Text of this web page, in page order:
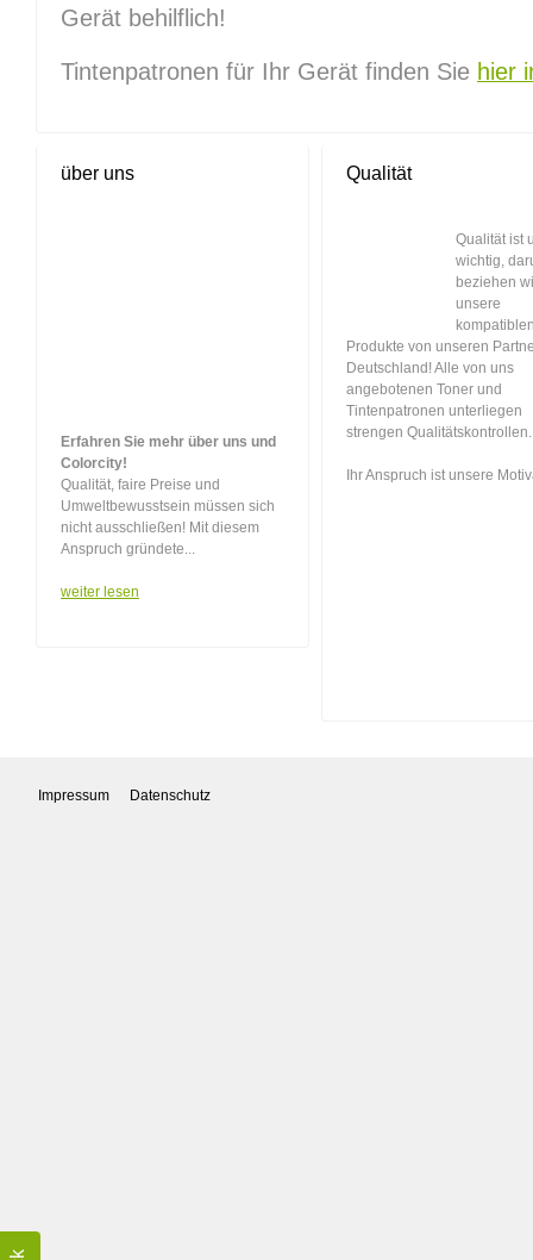
Gerät behilflich!
Tintenpatronen für Ihr Gerät finden Sie hier
über uns
Erfahren Sie mehr über uns und
Colorcity!
Qualität, faire Preise und
Umweltbewusstsein müssen sich
nicht ausschließen! Mit diesem
Anspruch gründete...
weiter lesen
Qualität
Qualität ist
wichtig,
beziehen
unsere
Produkte von unseren
Deutschland! Alle von uns
angebotenen Toner und
Tintenpatronen unterliegen
strengen Qualitätskontrollen.
Ihr Anspruch ist unsere
Impressum Datenschutz